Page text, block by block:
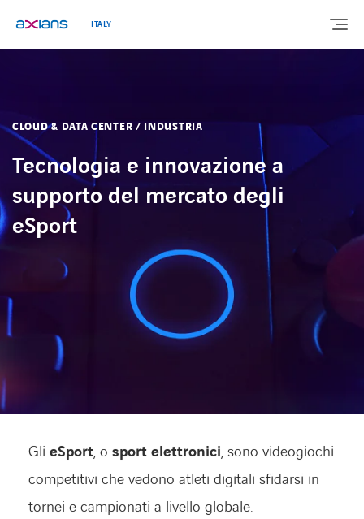
ITALY
SOLUZIONI
SERVIZI
MERCATI
INNOVAZIONE
NEWS E APPROFONDIMENTI
Contatti
SOLUZIONI
SERVIZI
MERCATI
INNOVAZIONE
NEWS E APPROFONDIMENTI
Contatti
keywords
:CLOUD & DATA CENTER / INDUSTRIA
Tecnologia e innovazione a
supporto del mercato degli
eSport
Gli eSport, o sport elettronici, sono videogiochi
competitivi che vedono atleti digitali sfidarsi in
tornei e campionati a livello globale.